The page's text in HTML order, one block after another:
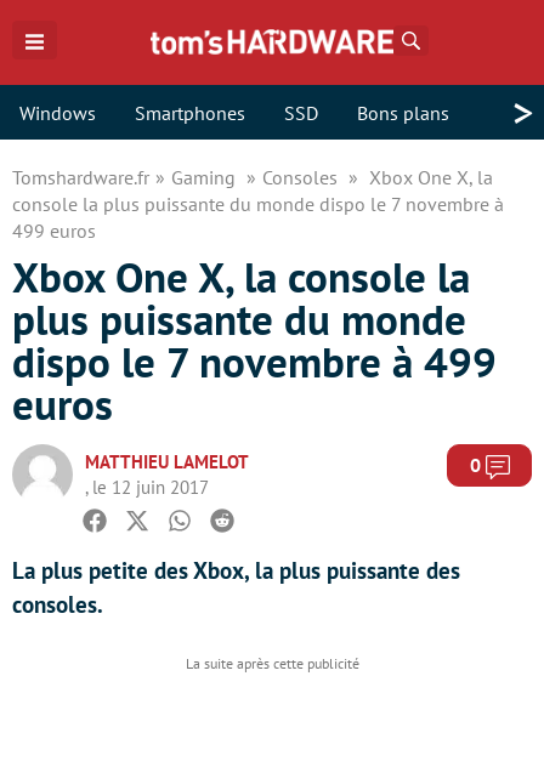
Windows Smartphones SSD Bons plans >
Tomshardware.fr Gaming Consoles
Xbox One X, la
console la plus puissante du monde dispo le 7 novembre à
499 euros
Xbox One X, la console la
plus puissante du monde
dispo le 7 novembre à 499
euros
MATTHIEU LAMELOT
, le 12 juin 2017
0
Facebook
TwitterWhatsapp
Reddit
La plus petite des Xbox, la plus puissante des
consoles.